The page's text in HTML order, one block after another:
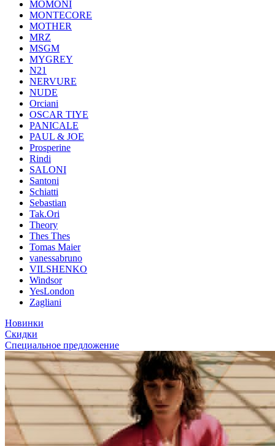
MOMONI
MONTECORE
MOTHER
MRZ
MSGM
MYGREY
N21
NERVURE
NUDE
Orciani
OSCAR TIYE
PANICALE
PAUL & JOE
Prosperine
Rindi
SALONI
Santoni
Schiatti
Sebastian
Tak.Ori
Theory
Thes Thes
Tomas Maier
vanessabruno
VILSHENKO
Windsor
YesLondon
Zagliani
Новинки
Скидки
Специальное предложение